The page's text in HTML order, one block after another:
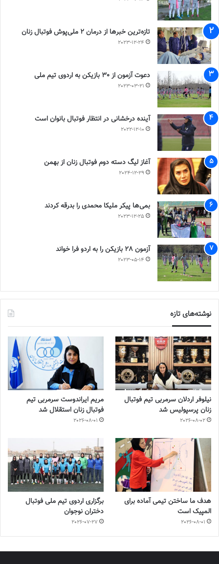
تازه‌ترین خبرها از درمان ۲ ملی‌پوش فوتبال زنان
2023-12-24
دعوت آزمون از 30 بازیکن به اردوی تیم ملی
2023-03-21
آینده درخشانی در انتظار فوتبال بانوان است
2022-12-10
آغاز لیگ دسته دوم فوتبال زنان از بهمن
2024-12-29
بمی‌ها پیکر ملیکا محمدی را بدرقه کردند
2023-12-25
آزمون 28 بازیکن را به اردو فرا خواند
2023-05-14
نوشته‌های تازه
نیلوفر اردلان سرمربی تیم فوتبال
زنان پرسپولیس شد
2026-08-02
مریم ایراندوست سرمربی تیم
فوتبال زنان استقلال شد
2026-08-01
هدف ما ساختن تیمی آماده برای
المپیک است
2026-08-01
برگزاری اردوی تیم ملی فوتبال
دختران نوجوان
2026-07-27